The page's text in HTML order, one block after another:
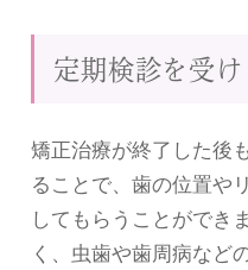
定期検診を受け
矯正治療が終了した後
ることで、歯の位置や
してもらうことができ
く、虫歯や歯周病など